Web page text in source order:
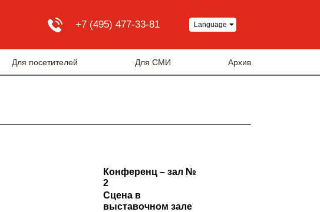
+7 (495) 477-33-81 Language
Для посетителей Для СМИ Архив
Конференц – зал №
2
Сцена в
выставочном зале